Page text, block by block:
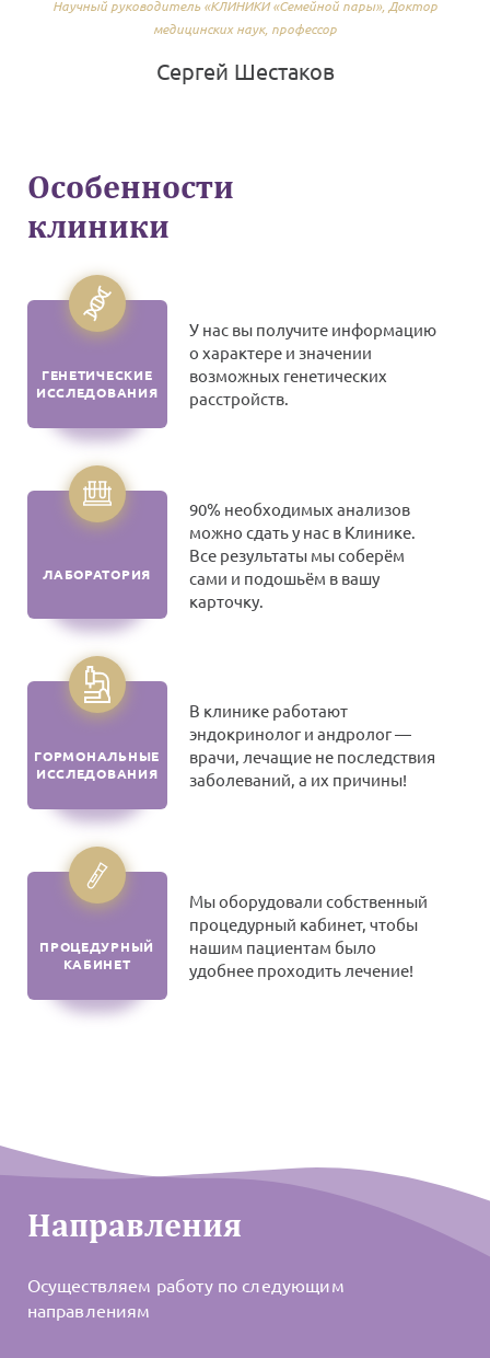
Научный руководитель «КЛИНИКИ «Семейной пары» Доктор
медицинских наук, профессор
Сергей Шестаков
Особенности
клиники
ГЕНЕТИЧЕСКИЕ
ИССЛЕДОВАНИЯ
У нас вы получите информацию
о характере и значении
возможных генетических
расстройств.
ЛАБОРАТОРИЯ
90% необходимых анализов
можно сдать у нас в Клинике.
Все результаты мы соберём
сами и подошьём в вашу
карточку.
ГОРМОНАЛЬНЫЕ
ИССЛЕДОВАНИЯ
В клинике работают
эндокринолог и андролог —
врачи, лечащие не последствия
заболеваний, а их причины!
ПРОЦЕДУРНЫЙ
КАБИНЕТ
Мы оборудовали собственный
процедурный кабинет, чтобы
нашим пациентам было
удобнее проходить лечение!
Направления
Осуществляем работу по следующим
направлениям